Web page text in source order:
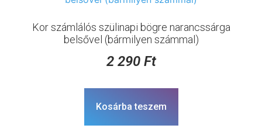
Kor számlálós szülinapi bögre narancssárga
belsővel (bármilyen számmal)
2 290 Ft
Kosárba teszem